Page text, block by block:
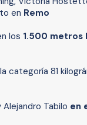
en Remo
los 1.500 metros
categoría 81
Alejandro Tabilo en